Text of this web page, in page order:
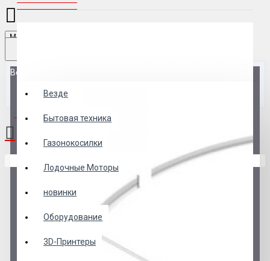
Menu
Везде
Везде
Бытовая техника
Газонокосилки
Лодочные Моторы
новинки
Оборудование
3D-Принтеры
0 товар(ов) - 0 р.